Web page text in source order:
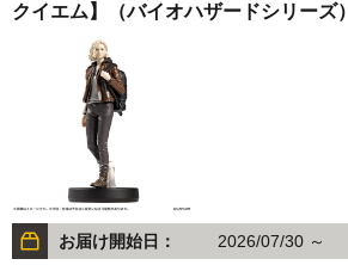
クイエム】（バイオハザードシリーズ）
お届け開始日： 2026/07/30 ～